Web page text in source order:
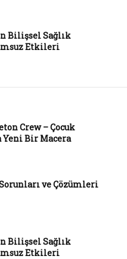
Bilişsel Sağlık
Etkileri
Crew – Çocuk
Bir Macera
ve Çözümleri
Bilişsel Sağlık
Etkileri